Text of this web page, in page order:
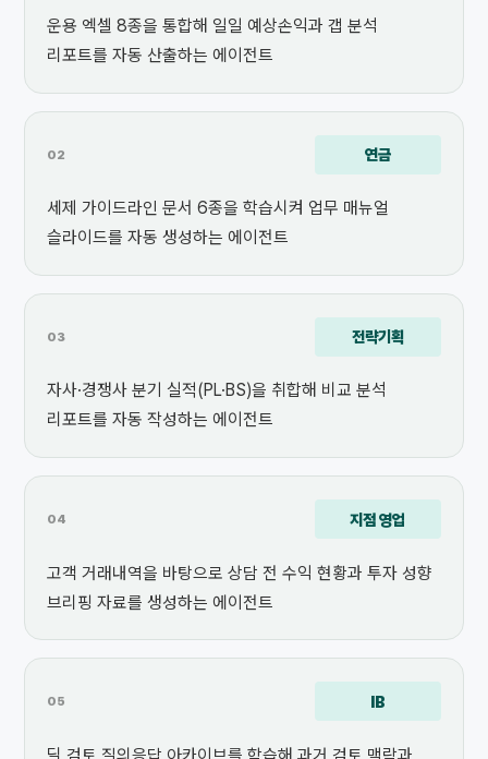
운용 엑셀 8종을 통합해 일일 예상손익과 갭 분석
리포트를 자동 산출하는 에이전트
02 연금
세제 가이드라인 문서 6종을 학습시켜 업무 매뉴얼
슬라이드를 자동 생성하는 에이전트
03 전략기획
자사·경쟁사 분기 실적(PL·BS)을 취합해 비교 분석
리포트를 자동 작성하는 에이전트
04 지점 영업
고객 거래내역을 바탕으로 상담 전 수익 현황과 투자 성향
브리핑 자료를 생성하는 에이전트
05 IB